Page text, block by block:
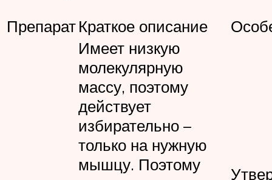
ПрепаратКраткое описание
Имеет низкую
молекулярную
массу, поэтому
действует
избирательно –
только на нужную
мышцу. Поэтому